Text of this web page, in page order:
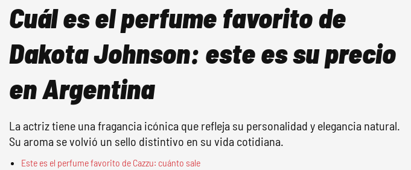
Cuál es el perfume favorito de
Dakota Johnson: este es su precio
en Argentina
La actriz tiene una fragancia icónica que refleja su personalidad y elegancia natural.
Su aroma se volvió un sello distintivo en su vida cotidiana.
Este es el perfume favorito de Cazzu: cuánto sale